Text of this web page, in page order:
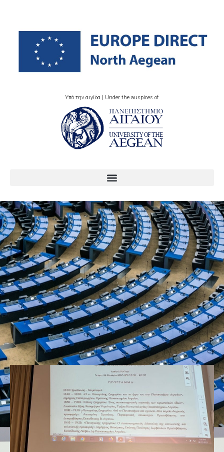
Υπό την αιγίδα | Under the auspices of